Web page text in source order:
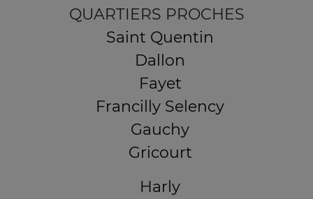
QUARTIERS PROCHES
Saint Quentin
Dallon
Fayet
Francilly Selency
Gauchy
Gricourt
Harly